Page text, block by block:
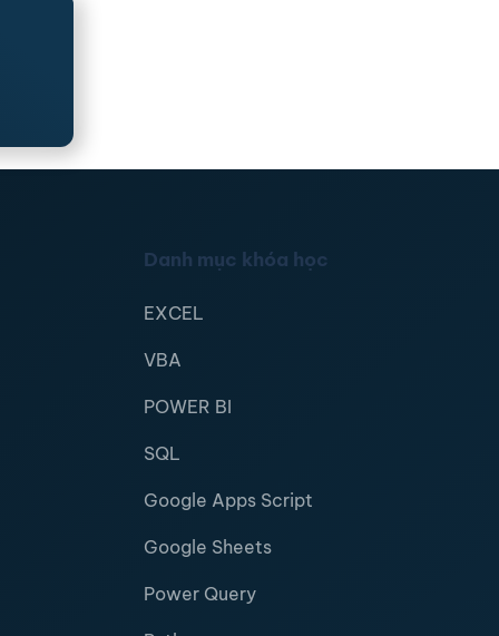
Danh mục khóa học
EXCEL
VBA
POWER BI
SQL
Google Apps Script
Google Sheets
Power Query